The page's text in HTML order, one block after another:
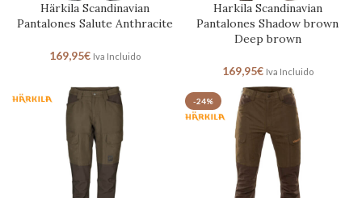
Härkila Scandinavian
Pantalones Salute Anthracite
169,95€ Iva Incluido
Harkila Scandinavian
Pantalones Shadow brown
Deep brown
169,95€ Iva Incluido
-24%